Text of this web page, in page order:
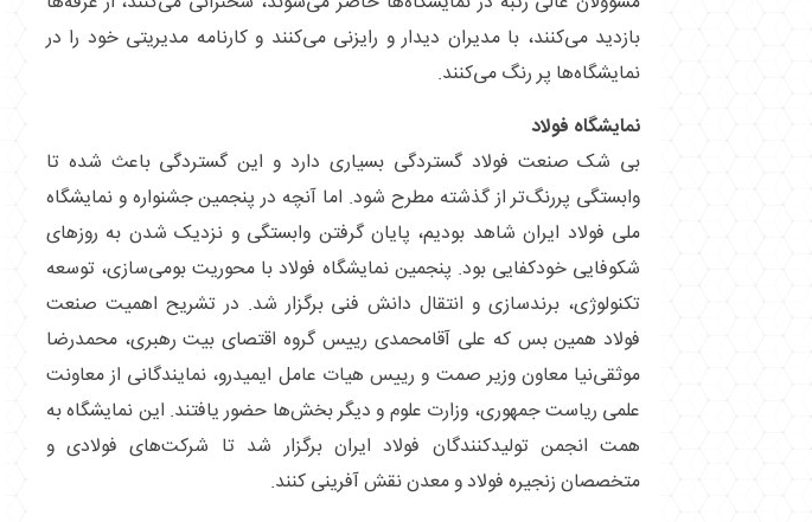
بازدید می‌کنند، با مدیران دیدار و رایزنی می‌کنند و کارنامه مدیریتی خود را در
نمایشگاه‌ها پر رنگ می‌کنند.
نمایشگاه فولاد
بی شک صنعت فولاد گستردگی بسیاری دارد و این گستردگی باعث شده تا
وابستگی پررنگ‌تر از گذشته مطرح شود. اما آنچه در پنجمین جشنواره و نمایشگاه
ملی فولاد ایران شاهد بودیم، پایان گرفتن وابستگی و نزدیک شدن به روز‌های
شکوفایی خودکفایی بود. پنجمین نمایشگاه فولاد با محوریت بومی‌سازی، توسعه
تکنولوژی، برندسازی و انتقال دانش فنی برگزار شد. در تشریح اهمیت صنعت
فولاد همین بس که علی آقامحمدی رییس گروه اقتصای بیت رهبری، محمدرضا
موثقی‌نیا معاون وزیر صمت و رییس هیات عامل ایمیدرو، نمایندگانی از معاونت
علمی ریاست جمهوری، وزارت علوم و دیگر بخش‌ها حضور یافتند. این نمایشگاه به
همت انجمن تولیدکنندگان فولاد ایران برگزار شد تا شرکت‌های فولادی و
متخصصان زنجیره فولاد و معدن نقش آفرینی کنند.